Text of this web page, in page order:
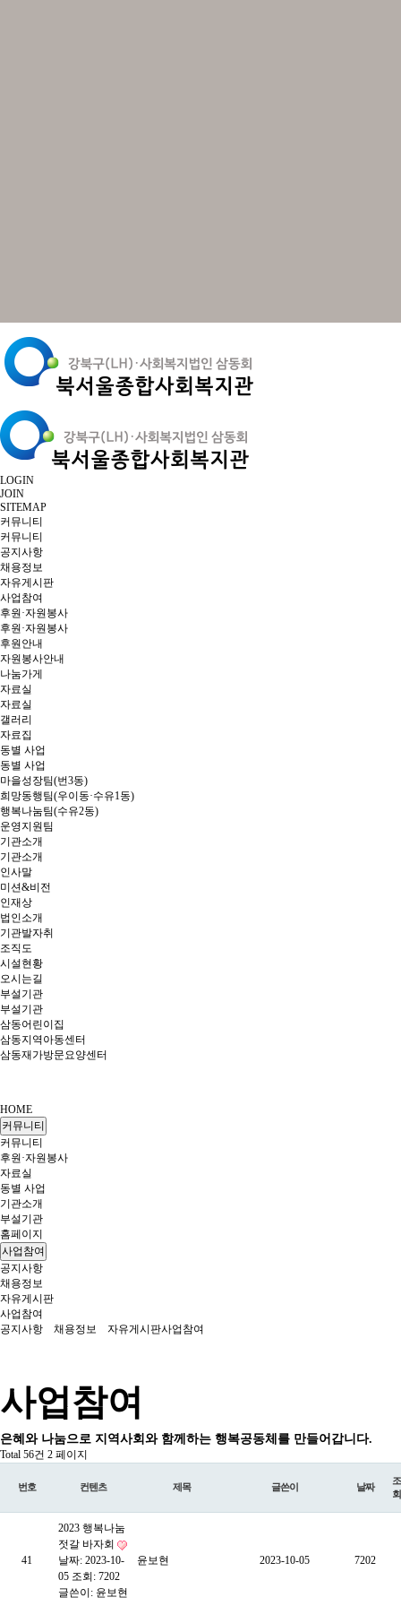
LOGIN
JOIN
SITEMAP
커뮤니티
커뮤니티
공지사항
채용정보
자유게시판
사업참여
후원·자원봉사
후원·자원봉사
후원안내
자원봉사안내
나눔가게
자료실
자료실
갤러리
자료집
동별 사업
동별 사업
마을성장팀(번3동)
희망동행팀(우이동·수유1동)
행복나눔팀(수유2동)
운영지원팀
기관소개
기관소개
인사말
미션&비전
인재상
법인소개
기관발자취
조직도
시설현황
오시는길
부설기관
부설기관
삼동어린이집
삼동지역아동센터
삼동재가방문요양센터
HOME
커뮤니티
커뮤니티
후원·자원봉사
자료실
동별 사업
기관소개
부설기관
홈페이지
사업참여
공지사항
채용정보
자유게시판
사업참여
공지사항
채용정보 자유게시판사업참여
사업참여
은혜와 나눔으로 지역사회와 함께하는 행복공동체를 만들어갑니다.
Total 56건 2 페이지
번호 컨텐츠 제목 글쓴이 날짜
조
회
41
2023 행복나눔
젓갈 바자회
날짜: 2023-10-
05 조회: 7202
글쓴이: 윤보현
윤보현 2023-10-05 7202